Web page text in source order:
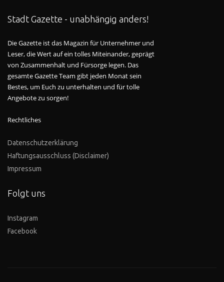
Stadt Gazette - unabhängig anders!
Die Gazette ist das Magazin für Unternehmer und
Leser, die Wert auf ein tolles Miteinander, geprägt
von Zusammenhalt und Fürsorge legen. Das
gesamte Gazette Team gibt jeden Monat sein
Bestes, um Euch zu unterhalten und für tolle
Angebote zu sorgen!
Rechtliches
Datenschutzerklärung
Haftungsausschluss (Disclaimer)
Impressum
Folgt uns
Instagram
Facebook